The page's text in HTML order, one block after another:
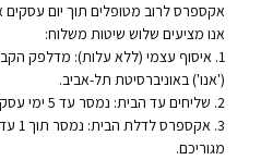
אקספרס לרוב מטופלים תוך יום עסקים
אנו מציעים שלוש שיטות משלוח:
1. איסוף עצמי (ללא עלות): מדלפק
('אנו') באוניברסיטת תל-אביב.
2. שליחים עד הבית: נמסר עד 5 ימי עסקים - לכתובת מגוריכם.
מגוריכם.